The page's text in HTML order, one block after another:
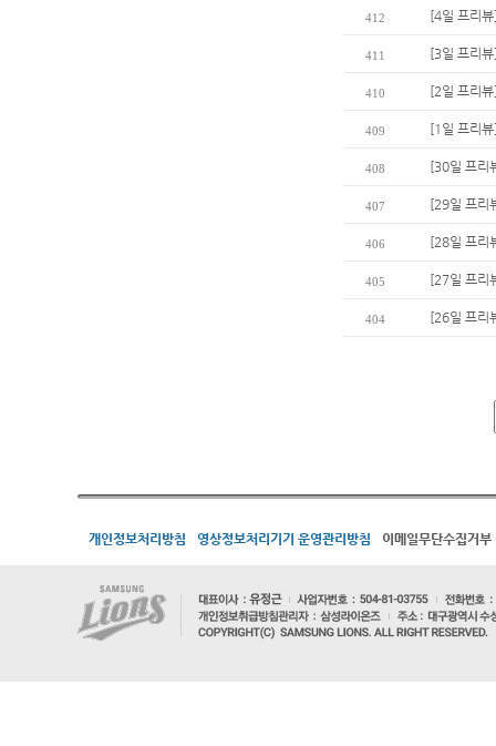
412 [4일 프리뷰
411 [3일 프리
410 [2일 프리
409 [1일 프리
408 [30일 프리
407 [29일 프리
406 [28일 프리
405 [27일 프리
404 [26일 프리
개인정보처리방침 영상정보처리기기 운영관리방침 이메일무단수집거부